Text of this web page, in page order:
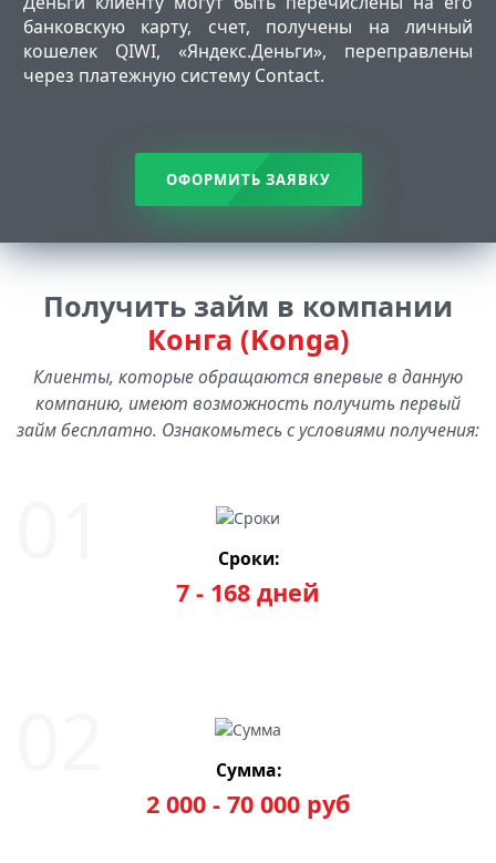
банковскую карту, счет, получены на личный
кошелек QIWI, «Яндекс.Деньги», переправлены
через платежную систему Contact.
ОФОРМИТЬ ЗАЯВКУ
Получить займ в компании
Конга (Konga)
Клиенты, которые обращаются впервые в данную
компанию, имеют возможность получить первый
займ бесплатно. Ознакомьтесь с условиями получения:
Сроки:
7 - 168 дней
Сумма:
2 000 - 70 000 руб